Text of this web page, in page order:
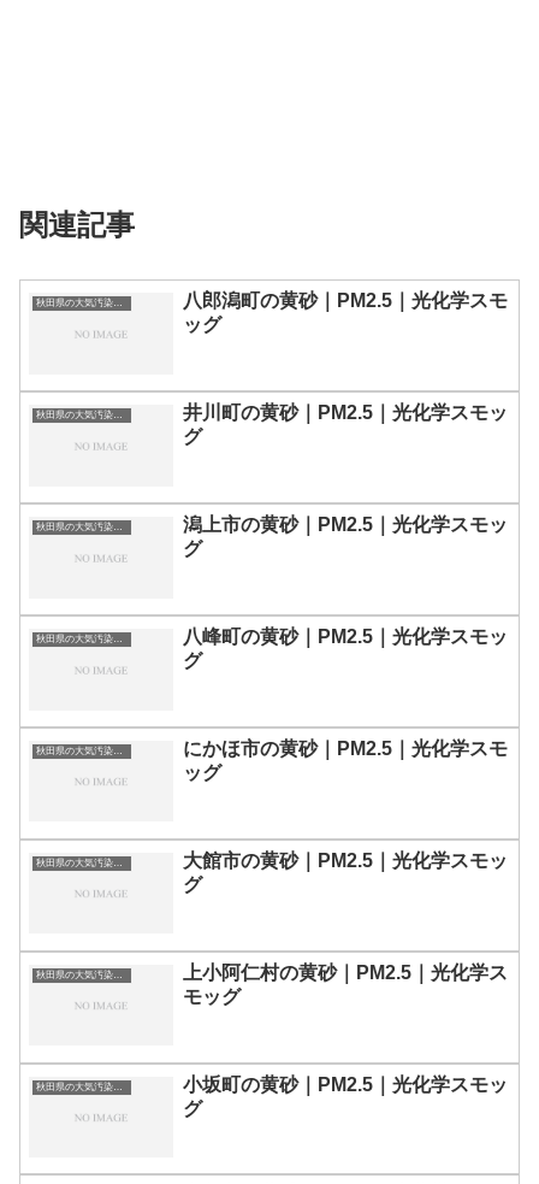
関連記事
秋田県の大気汚染・PM2.5・黄砂・エアロゾルの数値
八郎潟町の黄砂｜PM2.5｜光化学スモ
ッグ
秋田県の大気汚染・PM2.5・黄砂・エアロゾルの数値
井川町の黄砂｜PM2.5｜光化学スモッ
グ
秋田県の大気汚染・PM2.5・黄砂・エアロゾルの数値
潟上市の黄砂｜PM2.5｜光化学スモッ
グ
秋田県の大気汚染・PM2.5・黄砂・エアロゾルの数値
八峰町の黄砂｜PM2.5｜光化学スモッ
グ
秋田県の大気汚染・PM2.5・黄砂・エアロゾルの数値
にかほ市の黄砂｜PM2.5｜光化学スモ
ッグ
秋田県の大気汚染・PM2.5・黄砂・エアロゾルの数値
大館市の黄砂｜PM2.5｜光化学スモッ
グ
秋田県の大気汚染・PM2.5・黄砂・エアロゾルの数値
上小阿仁村の黄砂｜PM2.5｜光化学ス
モッグ
秋田県の大気汚染・PM2.5・黄砂・エアロゾルの数値
小坂町の黄砂｜PM2.5｜光化学スモッ
グ